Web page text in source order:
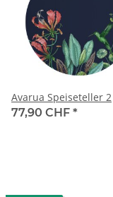
Avarua Speiseteller 2
77,90 CHF *